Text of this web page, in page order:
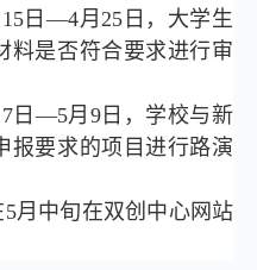
15日—4月25日，大学生
料是否符合要求进行审
7日—5月9日，学校与新
报要求的项目进行路演
月中旬在双创中心网站